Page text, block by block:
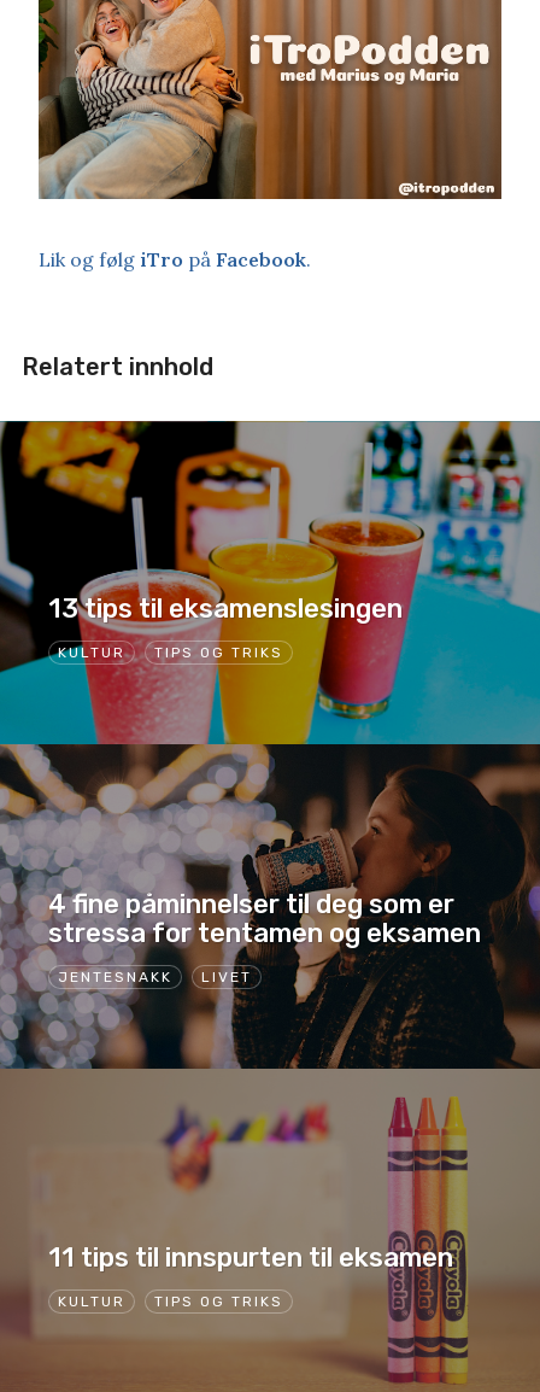
Lik og følg iTro på Facebook.
Relatert innhold
KULTUR TIPS OG TRIKS
13 tips til eksamenslesingen
JENTESNAKK LIVET
4 fine påminnelser til deg som er
stressa for tentamen og eksamen
KULTUR TIPS OG TRIKS
11 tips til innspurten til eksamen